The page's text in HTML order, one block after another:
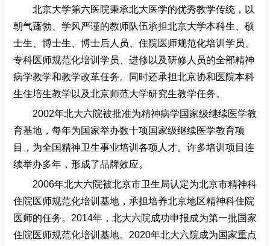
北京大学第六医院秉承北大医学的优秀教学传统，以
朝气蓬勃、学风严谨的教师队伍承担北京大学本科生、硕
士生、博士生、博士后人员、住院医师规范化培训学员、
专科医师规范化培训学员、进修以及研修人员的全部精神
病学教学和教学改革任务。同时还承担北京协和医院本科
生住培生教学以及北京师范大学研究生教学任务。
2002年北大六院被批准为精神病学国家级继续医学教
育基地，每年为国家举办数十项国家级继续医学教育项
目，为全国精神卫生事业培训各项人才。许多培训项目连
续举办多年，形成了品牌效应。
2006年北大六院被北京市卫生局认定为北京市精神科
住院医师规范化培训基地，承担培养北京地区精神科住院
医师的任务。2014年，北大六院成功申报成为第一批国家
住院医师规范化培训基地。2020年北大六院成为国家重点